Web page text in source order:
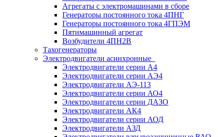
Агрегаты с электромашинами в сборе
Генераторы постоянного тока 4ПНГ
Генераторы постоянного тока 4ГПЭМ
Пятимашинный агрегат
Возбудители 4ПН2В
Тахогенераторы
Электродвигатели асинхронные
Электродвигатели серии А4
Электродвигатели серии АЭ4
Электродвигатели АЭ-113
Электродвигатели серии АО4
Электродвигатели серии ДАЗО
Электродвигатели АК4
Электродвигатели серии АОД
Электродвигатели АЗД